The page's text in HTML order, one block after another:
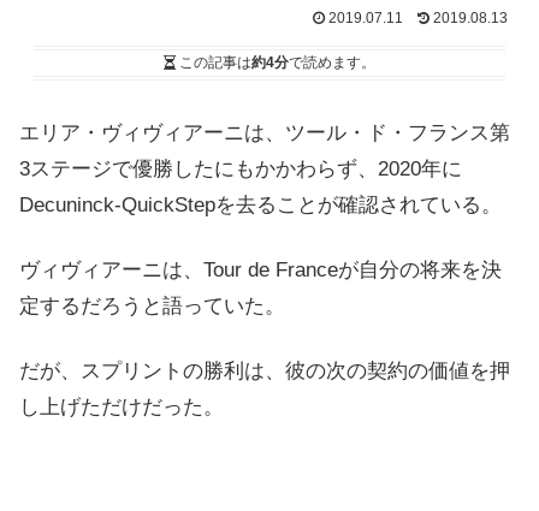
2019.07.11 2019.08.13
この記事は約4分で読めます。
エリア・ヴィヴィアーニは、ツール・ド・フランス第
3ステージで優勝したにもかかわらず、2020年に
Decuninck-QuickStepを去ることが確認されている。
ヴィヴィアーニは、Tour de Franceが自分の将来を決
定するだろうと語っていた。
だが、スプリントの勝利は、彼の次の契約の価値を押
し上げただけだった。